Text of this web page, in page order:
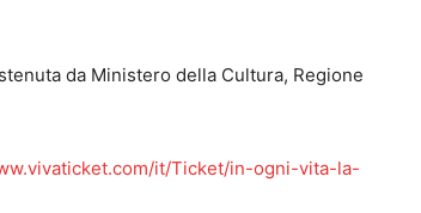
da Ministero della Cultura, Regione
it/Ticket/in-ogni-vita-la-